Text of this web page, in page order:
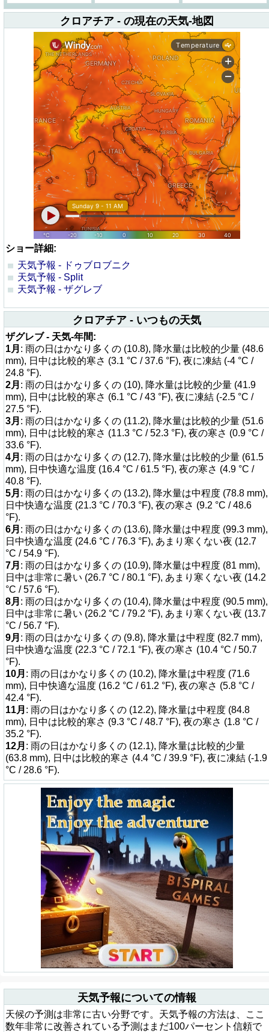
クロアチア - の現在の天気-地図
ショー詳細:
天気予報 - ドゥブロブニク
天気予報 - Split
天気予報 - ザグレブ
クロアチア - いつもの天気
ザグレブ - 天気-年間:
1月 : 雨の日はかなり多くの (10.8), 降水量は比較的少量 (48.6
mm), 日中は比較的寒さ (3.1 °C / 37.6 °F), 夜に凍結 (-4 °C /
24.8 °F).
2月 : 雨の日はかなり多くの (10), 降水量は比較的少量 (41.9
mm), 日中は比較的寒さ (6.1 °C / 43 °F), 夜に凍結 (-2.5 °C /
27.5 °F).
3月 : 雨の日はかなり多くの (11.2), 降水量は比較的少量 (51.6
mm), 日中は比較的寒さ (11.3 °C / 52.3 °F), 夜の寒さ (0.9 °C /
33.6 °F).
4月 : 雨の日はかなり多くの (12.7), 降水量は比較的少量 (61.5
mm), 日中快適な温度 (16.4 °C / 61.5 °F), 夜の寒さ (4.9 °C /
40.8 °F).
5月 : 雨の日はかなり多くの (13.2), 降水量は中程度 (78.8 mm),
日中快適な温度 (21.3 °C / 70.3 °F), 夜の寒さ (9.2 °C / 48.6
°F).
6月 : 雨の日はかなり多くの (13.6), 降水量は中程度 (99.3 mm),
日中快適な温度 (24.6 °C / 76.3 °F), あまり寒くない夜 (12.7
°C / 54.9 °F).
7月 : 雨の日はかなり多くの (10.9), 降水量は中程度 (81 mm),
日中は非常に暑い (26.7 °C / 80.1 °F), あまり寒くない夜 (14.2
°C / 57.6 °F).
8月 : 雨の日はかなり多くの (10.4), 降水量は中程度 (90.5 mm),
日中は非常に暑い (26.2 °C / 79.2 °F), あまり寒くない夜 (13.7
°C / 56.7 °F).
9月 : 雨の日はかなり多くの (9.8), 降水量は中程度 (82.7 mm),
日中快適な温度 (22.3 °C / 72.1 °F), 夜の寒さ (10.4 °C / 50.7
°F).
10月 : 雨の日はかなり多くの (10.2), 降水量は中程度 (71.6
mm), 日中快適な温度 (16.2 °C / 61.2 °F), 夜の寒さ (5.8 °C /
42.4 °F).
11月 : 雨の日はかなり多くの (12.2), 降水量は中程度 (84.8
mm), 日中は比較的寒さ (9.3 °C / 48.7 °F), 夜の寒さ (1.8 °C /
35.2 °F).
12月 : 雨の日はかなり多くの (12.1), 降水量は比較的少量
(63.8 mm), 日中は比較的寒さ (4.4 °C / 39.9 °F), 夜に凍結 (-1.9
°C / 28.6 °F).
天気予報についての情報
天候の予測は非常に古い分野です。天気予報の方法は、ここ
数年非常に改善されている予測はまだ100パーセント信頼で